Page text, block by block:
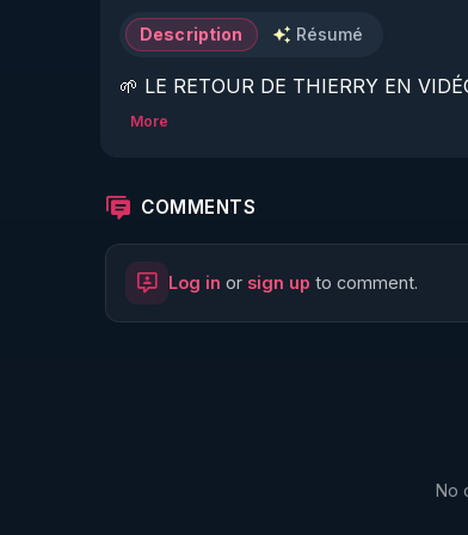
Description Résumé
🌱 LE RETOUR DE THIERRY EN
🌱 LE MAGAZINE RÉGÉNÈRE
http://rgnr.li/ymag
More
COMMENTS
Log in or sign up to comment.
No